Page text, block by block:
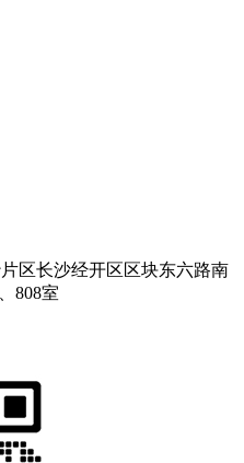
区长沙经开区区块东六路南
808室